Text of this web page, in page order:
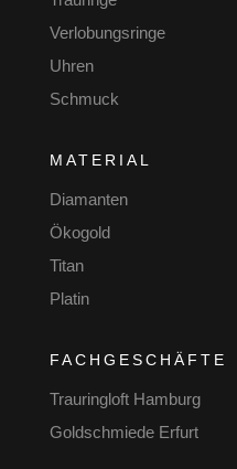
Verlobungsringe
Uhren
Schmuck
MATERIAL
Diamanten
Ökogold
Titan
Platin
FACHGESCHÄFTE
Trauringloft Hamburg
Goldschmiede Erfurt